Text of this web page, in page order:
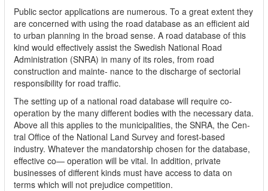
Public sector applications are numerous. To a great extent they
are concerned with using the road database as an efficient aid
to urban planning in the broad sense. A road database of this
kind would effectively assist the Swedish National Road
Administration (SNRA) in many of its roles, from road
construction and mainte- nance to the discharge of sectorial
responsibility for road traffic.
The setting up of a national road database will require co-
operation by the many different bodies with the necessary data.
Above all this applies to the municipalities, the SNRA, the Cen-
tral Office of the National Land Survey and forest-based
industry. Whatever the mandatorship chosen for the database,
effective co— operation will be vital. In addition, private
businesses of different kinds must have access to data on
terms which will not prejudice competition.